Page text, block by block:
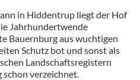
in Hiddentrup liegt der Hof
Jahrhundertwende
Bauernburg aus wuchtigen
Schutz bot und sonst als
Landschaftsregistern
verzeichnet.